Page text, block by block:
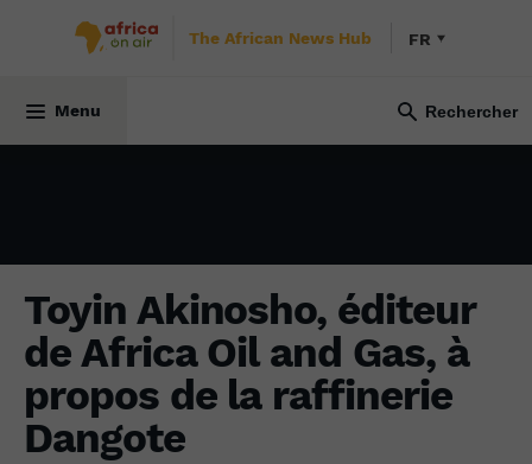
The African News Hub FR
Menu
Toyin Akinosho, éditeur
de Africa Oil and Gas, à
propos de la raffinerie
Dangote